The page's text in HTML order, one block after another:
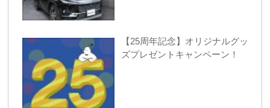
【25周年記念】オリジナルグッ
ズプレゼントキャンペーン！